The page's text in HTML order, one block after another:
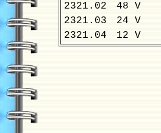
2321.02
48 V
2321.03
24 V
2321.04
12 V